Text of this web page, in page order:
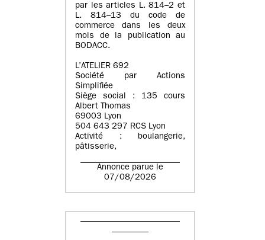
par les articles L. 814–2 et
L. 814–13 du code de
commerce dans les deux
mois de la publication au
BODACC.
L’ATELIER 692
Société par Actions
Simplifiée
Siège social : 135 cours
Albert Thomas
69003 Lyon
504 643 297 RCS Lyon
Activité : boulangerie,
pâtisserie,
Annonce parue le
07/08/2026